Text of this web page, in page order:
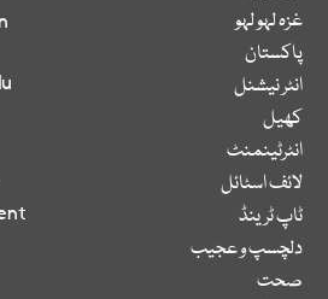
غزہ لہو لہو
پاکستان
انٹر نیشنل
کھیل
انٹرٹینمنٹ
لائف اسٹائل
ٹاپ ٹرینڈ
دلچسپ و عجیب
صحت